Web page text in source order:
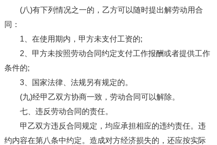
(八)有下列情况之一的，乙方可以随时提出解劳动用合
同：
1、在使用期内，甲方未支付工资的;
2、甲方未按照劳动合同约定支付工作报酬或者提供工作
条件的;
3、国家法律、法规另有规定的。
(九)经甲乙双方协商一致，劳动合同可以解除。
七、违反劳动合同的责任。
甲乙双方违反合同规定，均应承担相应的违约责任。违
约内容在第八条中约定。造成对方经济损失的，还应按实际